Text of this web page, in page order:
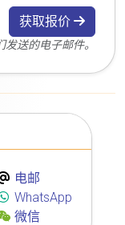
获取报价
送的电子邮件。
电邮
WhatsApp
微信